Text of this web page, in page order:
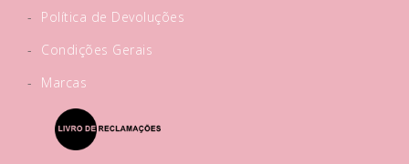
-
Política de Devoluções
-
Condições Gerais
-
Marcas